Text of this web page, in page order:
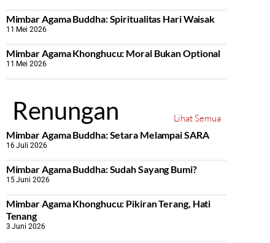
Mimbar Agama Buddha: Spiritualitas Hari Waisak
11 Mei 2026
Mimbar Agama Khonghucu: Moral Bukan Optional
11 Mei 2026
Renungan
Lihat Semua
Mimbar Agama Buddha: Setara Melampai SARA
16 Juli 2026
Mimbar Agama Buddha: Sudah Sayang Bumi?
15 Juni 2026
Mimbar Agama Khonghucu: Pikiran Terang, Hati
Tenang
3 Juni 2026